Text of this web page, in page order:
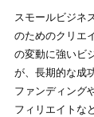
スモールビジネ
のためのクリエ
の変動に強いビ
が、長期的な成
ファンディング
フィリエイトな